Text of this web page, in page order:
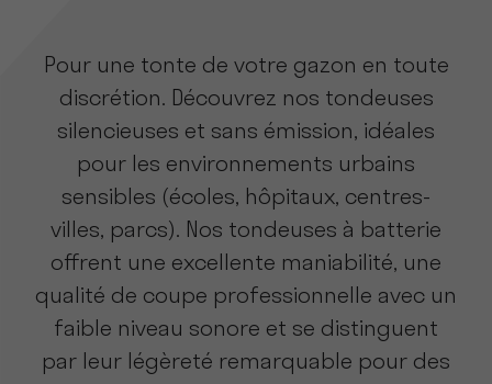
Pour une tonte de votre gazon en toute
discrétion. Découvrez nos tondeuses
silencieuses et sans émission, idéales
pour les environnements urbains
sensibles (écoles, hôpitaux, centres-
villes, parcs). Nos tondeuses à batterie
offrent une excellente maniabilité, une
qualité de coupe professionnelle avec un
faible niveau sonore et se distinguent
par leur légèreté remarquable pour des